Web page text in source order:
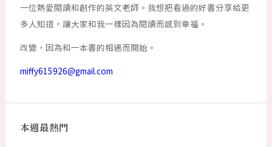
一位熱愛閱讀和創作的英文老師。我想把看過的好書分享給更
多人知道，讓大家和我一樣因為閱讀而感到幸福。
改變，因為和一本書的相遇而開始。
miffy615926@gmail.com
本週最熱門